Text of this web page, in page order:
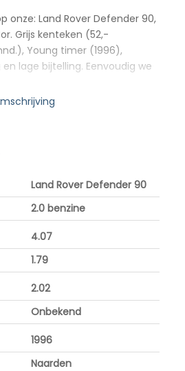
onze: Land Rover Defender 90,
Grijs kenteken (52,-
Young timer (1996),
lage bijtelling. Eenvoudig we
Land Rover Defender 90
2.0 benzine
4.07
1.79
2.02
Onbekend
1996
Naarden